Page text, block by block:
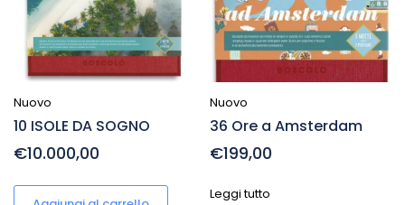
Nuovo
10 ISOLE DA SOGNO
€10.000,00
Nuovo
36 Ore a Amsterdam
€199,00
Leggi tutto